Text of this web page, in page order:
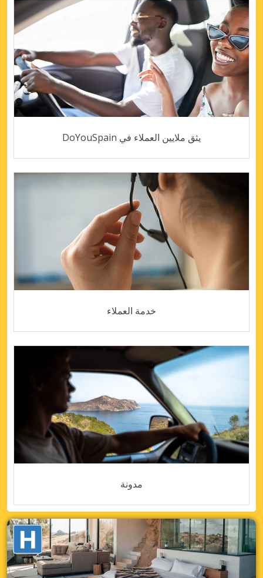
يثق ملايين العملاء في DoYouSpain
خدمة العملاء
مدونة